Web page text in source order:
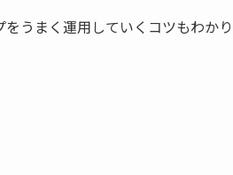
うまく運用していくコツもわかり